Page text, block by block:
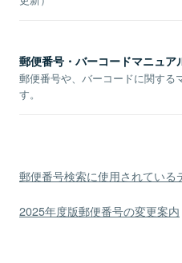
郵便番号・バーコードマニュア
郵便番号や、バーコードに関する
す。
郵便番号検索に使用されている
2025年度版郵便番号の変更案内